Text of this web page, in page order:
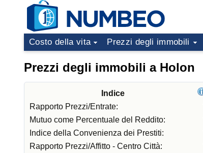
Costo della vita Prezzi degli immobili
Prezzi degli immobili a Holon
Indice
Rapporto Prezzi/Entrate:
Mutuo come Percentuale del Reddito:
Indice della Convenienza dei Prestiti:
Rapporto Prezzi/Affitto - Centro Città: